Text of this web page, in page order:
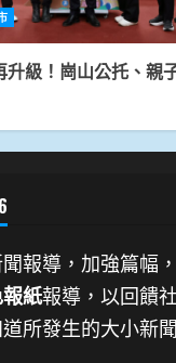
升級！崗山公托、親
報導，加強篇幅
紙報導，以回饋
所發生的大小新